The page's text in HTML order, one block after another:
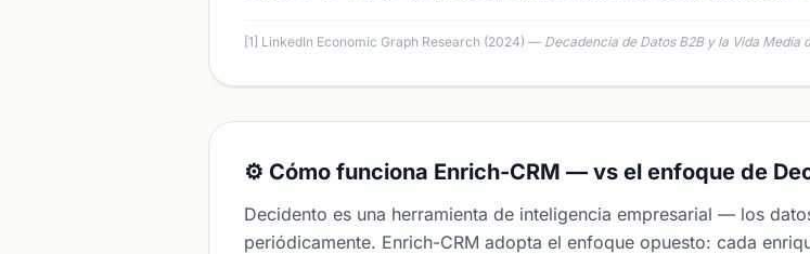
[1] LinkedIn Economic Graph Research (2024) — Decadencia de Datos B2B y la Vida Media
⚙️ Cómo funciona Enrich-CRM — vs el enfoque de
Decidento es una herramienta de inteligencia empresarial — los
periódicamente. Enrich-CRM adopta el enfoque opuesto: cada